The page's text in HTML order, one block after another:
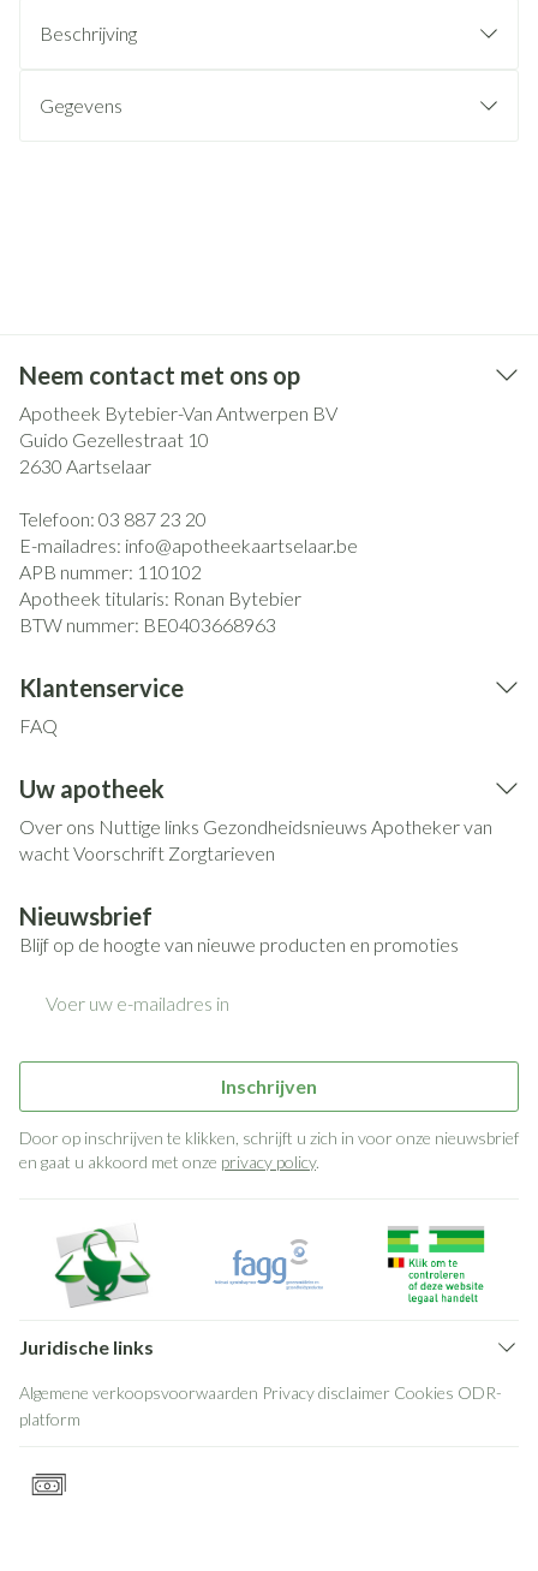
Beschrijving
Gegevens
Neem contact met ons op
Apotheek Bytebier-Van Antwerpen BV
Guido Gezellestraat 10
2630 Aartselaar
Telefoon: 03 887 23 20
E-mailadres: info@apotheekaartselaar.be
APB nummer: 110102
Apotheek titularis: Ronan Bytebier
BTW nummer: BE0403668963
Klantenservice
FAQ
Uw apotheek
Over ons Nuttige links Gezondheidsnieuws Apotheker van
wachtVoorschrift Zorgtarieven
Nieuwsbrief
Blijf op de hoogte van nieuwe producten en promoties
Inschrijven
Door op inschrijven te klikken, schrijft u zich in voor onze nieuwsbrief
en gaat u akkoord met onze privacy policy.
Juridische links
Algemene verkoopsvoorwaarden Privacy disclaimer Cookies ODR-
platform